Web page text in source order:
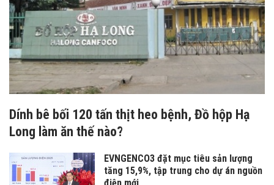
Dính bê bối 120 tấn thịt heo bệnh, Đồ hộp Hạ
Long làm ăn thế nào?
EVNGENCO3 đặt mục tiêu sản lượng
tăng 15,9%, tập trung cho dự án nguồn